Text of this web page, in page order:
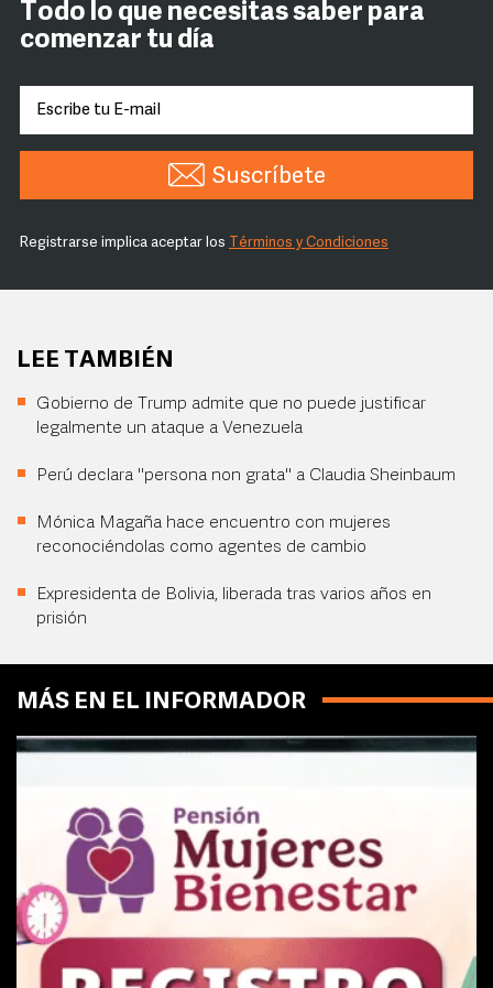
Todo lo que necesitas saber para
comenzar tu día
Suscríbete
Registrarse implica aceptar los Términos y Condiciones
LEE TAMBIÉN
Gobierno de Trump admite que no puede justificar
legalmente un ataque a Venezuela
Perú declara "persona non grata" a Claudia Sheinbaum
Mónica Magaña hace encuentro con mujeres
reconociéndolas como agentes de cambio
Expresidenta de Bolivia, liberada tras varios años en
prisión
MÁS EN EL INFORMADOR